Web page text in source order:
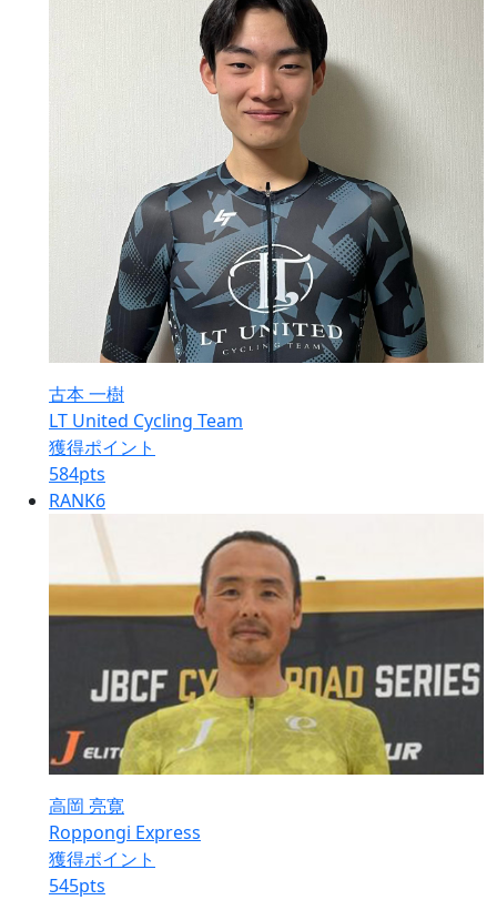
古本 一樹
LT United Cycling Team
獲得ポイント
584pts
RANK6
高岡 亮寛
Roppongi Express
獲得ポイント
545pts